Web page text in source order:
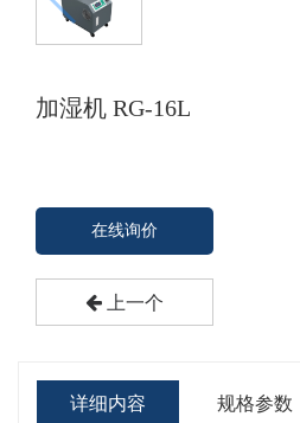
加湿机 RG-16L
在线询价
上一个
详细内容 规格参数